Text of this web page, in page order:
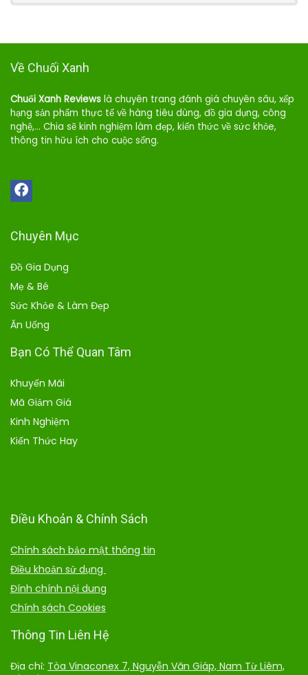
Về Chuối Xanh
Chuối Xanh Reviews là chuyên trang đánh giá chuyên sâu, xếp
hạng sản phẩm thực tế về hàng tiêu dùng, đồ gia dụng, công
nghệ,… Chia sẽ kinh nghiệm làm đẹp, kiến thức về sức khỏe,
thông tin hữu ích cho cuộc sống.
Chuyên Mục
Đồ Gia Dụng
Mẹ & Bé
Sức Khỏe & Làm Đẹp
Ăn Uống
Bạn Có Thể Quan Tâm
Khuyến Mãi
Mã Giảm Giá
Kinh Nghiệm
Kiến Thức Hay
Điều Khoản & Chính Sách
Chính sách bảo mật thông tin
Điều khoản sử dụng
Đính chính nội dung
Chính sách Cookies
Thông Tin Liên Hệ
Địa chỉ: Tòa Vinaconex 7, Nguyễn Văn Giáp, Nam Từ Liêm,